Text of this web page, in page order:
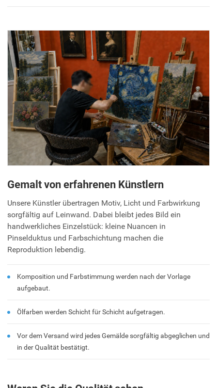
Gemalt von erfahrenen Künstlern
Unsere Künstler übertragen Motiv, Licht und Farbwirkung
sorgfältig auf Leinwand. Dabei bleibt jedes Bild ein
handwerkliches Einzelstück: kleine Nuancen in
Pinselduktus und Farbschichtung machen die
Reproduktion lebendig.
Komposition und Farbstimmung werden nach der Vorlage
aufgebaut.
Ölfarben werden Schicht für Schicht aufgetragen.
Vor dem Versand wird jedes Gemälde sorgfältig abgeglichen und
in der Qualität bestätigt.